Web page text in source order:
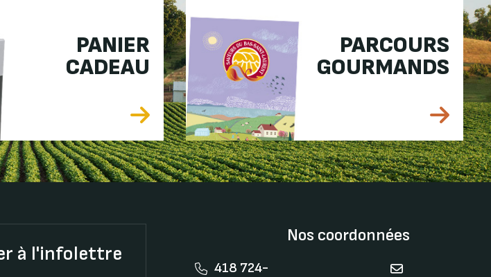
PANIER
CADEAU
PARCOURS
GOURMANDS
à l'infolettre
Nos coordonnées
418 724-